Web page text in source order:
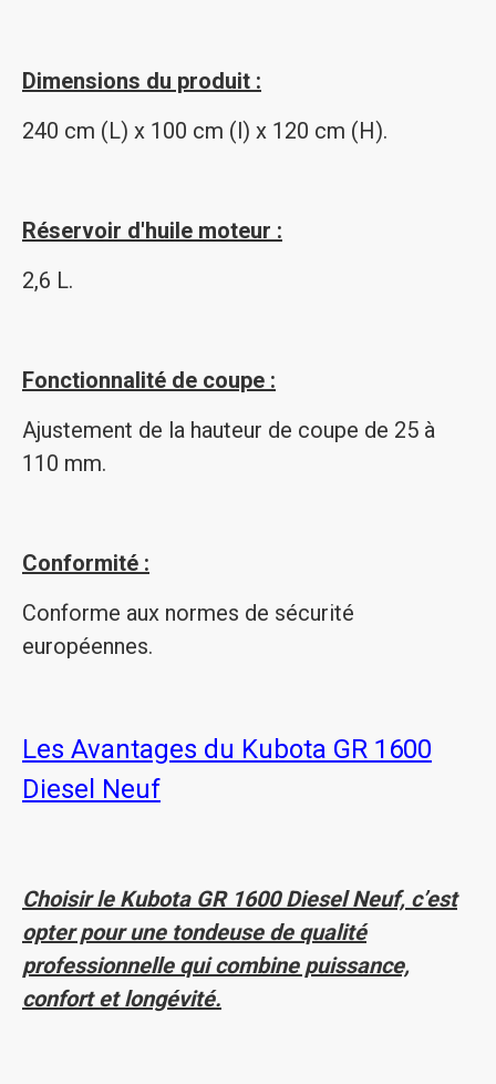
Dimensions du produit :
240 cm (L) x 100 cm (l) x 120 cm (H).
Réservoir d'huile moteur :
2,6 L.
Fonctionnalité de coupe :
Ajustement de la hauteur de coupe de 25 à
110 mm.
Conformité :
Conforme aux normes de sécurité
européennes.
Les Avantages du Kubota GR 1600
Diesel Neuf
Choisir le Kubota GR 1600 Diesel Neuf, c’est
opter pour une tondeuse de qualité
professionnelle qui combine puissance,
confort et longévité.